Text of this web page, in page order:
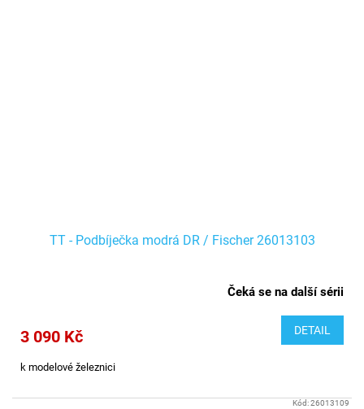
TT - Podbíječka modrá DR / Fischer 26013103
Čeká se na další sérii
3 090 Kč DETAIL
k modelové železnici
Kód:26013109